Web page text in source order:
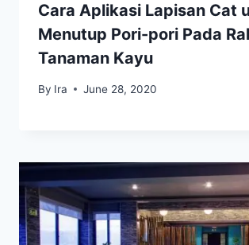
Cara Aplikasi Lapisan Cat
Menutup Pori-pori Pada
Tanaman Kayu
By Ira June 28, 2020